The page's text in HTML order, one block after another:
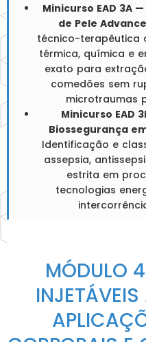
Minicurso EAD 3A
de Pele
técnico-terapêutica
térmica, química e
exato para
comedões sem
microtraumas
Minicurso EAD
Biossegurança
Identificação e
assepsia,
estrita em
tecnologias
MÓDULO